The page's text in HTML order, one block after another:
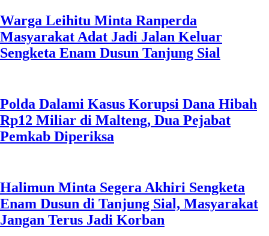
Warga Leihitu Minta Ranperda
Masyarakat Adat Jadi Jalan Keluar
Sengketa Enam Dusun Tanjung Sial
Polda Dalami Kasus Korupsi Dana Hibah
Rp12 Miliar di Malteng, Dua Pejabat
Pemkab Diperiksa
Halimun Minta Segera Akhiri Sengketa
Enam Dusun di Tanjung Sial, Masyarakat
Jangan Terus Jadi Korban